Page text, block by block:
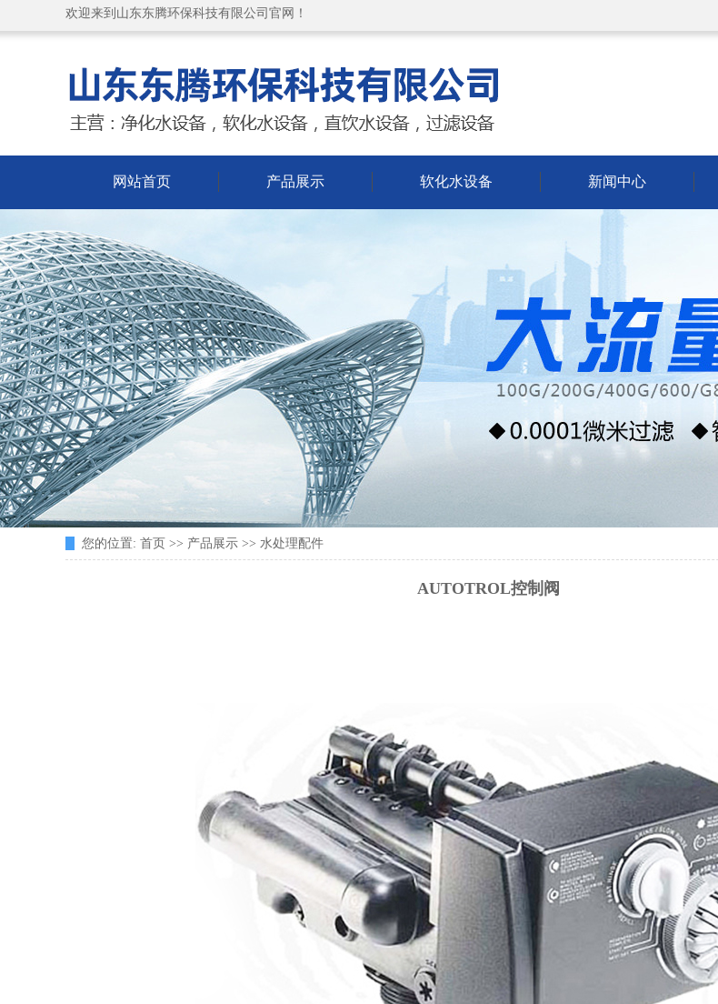
欢迎来到山东东腾环保科技有限公司官网！
网站首页 产品展示 软化水设备 新闻中心
您的位置: 首页 >> 产品展示 >> 水处理配件
AUTOTROL控制阀